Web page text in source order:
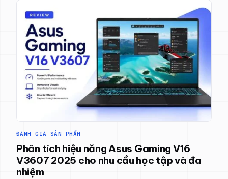
ĐÁNH GIÁ SẢN PHẨM
Phân tích hiệu năng Asus Gaming V16
V3607 2025 cho nhu cầu học tập và đa
nhiệm